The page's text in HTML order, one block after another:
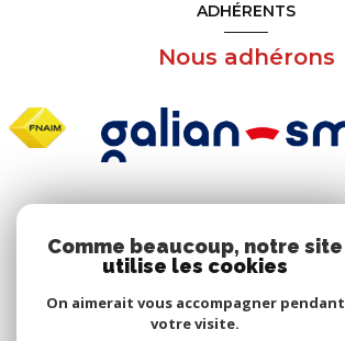
ADHÉRENTS
Nous adhérons
Nous suivre
Comme beaucoup, notre site
utilise les cookies
On aimerait vous accompagner pendant
votre visite.